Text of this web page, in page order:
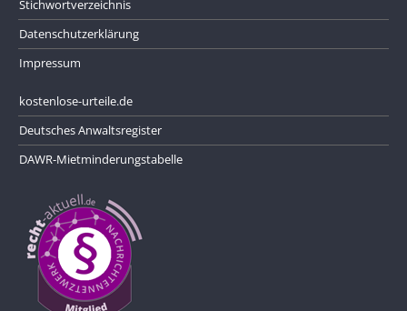
Stichwortverzeichnis
Datenschutzerklärung
Impressum
kostenlose-urteile.de
Deutsches Anwaltsregister
DAWR-Mietminderungstabelle